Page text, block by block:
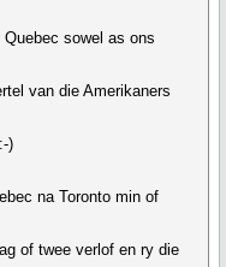
sowel as ons
van die Amerikaners
)
na Toronto min of
of twee verlof en ry die